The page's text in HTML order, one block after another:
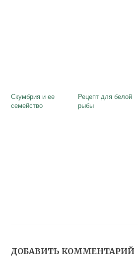
Скумбрия и ее
семейство
Рецепт для белой
рыбы
ДОБАВИТЬ КОММЕНТАРИЙ